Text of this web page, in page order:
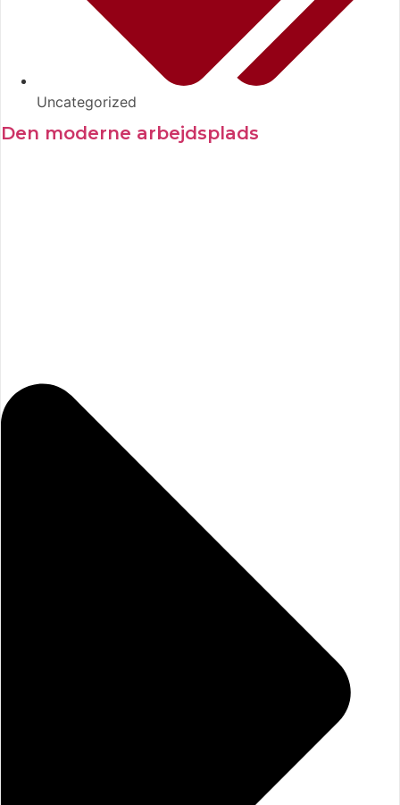
Uncategorized
Den moderne arbejdsplads